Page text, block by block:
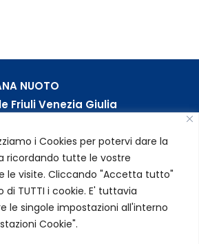
i Cookies per potervi dare la
ricordando tutte le vostre
le visite. Cliccando "Accetta tutto"
TUTTI i cookie. E' tuttavia
le singole impostazioni all'interno
Cookie".
NUOTO
Friuli Venezia Giulia
– Rif. Amm. TC025